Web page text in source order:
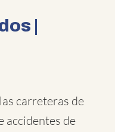
|
carreteras de
accidentes de